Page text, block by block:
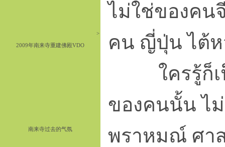
>
2009年南来寺重建佛殿VDO
南来寺过去的气氛
ไม่ใช่ของคน
คน ญี่ปุ่น ไต้ห
ใครรู้ก็เป็
ของคนนั้น ไ
พราหมณ์ ศา